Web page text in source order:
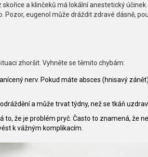
a klinčeků má lokální anestetický
eugenol může dráždit zdravé dásně,
zhoršit. Vyhněte se těmito chybám:
nerv. Pokud máte absces (hnisavý
a může trvat týdny, než se tkáň
to, že je problém pryč. Často to znamená, že
k vážným komplikacím.